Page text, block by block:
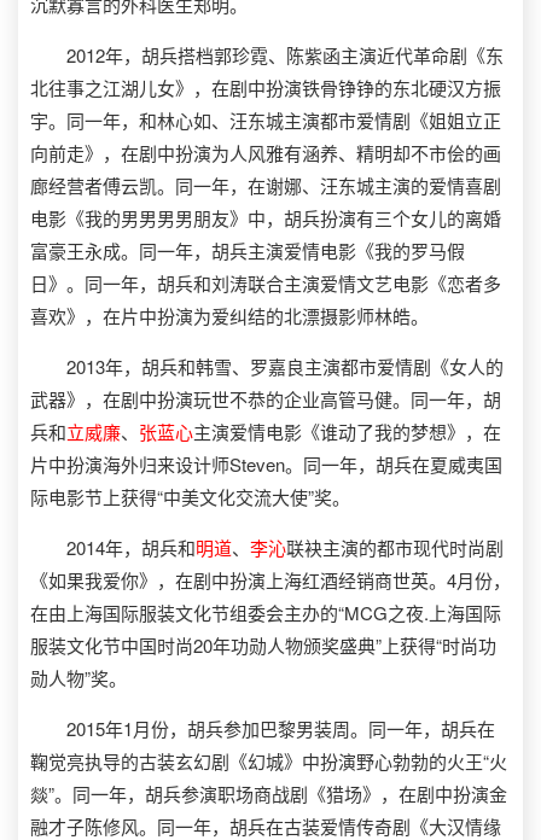
2012年，胡兵搭档郭珍霓、陈紫函主演近代革命剧《东
北往事之江湖儿女》，在剧中扮演铁骨铮铮的东北硬汉方振
宇。同一年，和林心如、汪东城主演都市爱情剧《姐姐立正
向前走》，在剧中扮演为人风雅有涵养、精明却不市侩的画
廊经营者傅云凯。同一年，在谢娜、汪东城主演的爱情喜剧
电影《我的男男男男朋友》中，胡兵扮演有三个女儿的离婚
富豪王永成。同一年，胡兵主演爱情电影《我的罗马假
日》。同一年，胡兵和刘涛联合主演爱情文艺电影《恋者多
喜欢》，在片中扮演为爱纠结的北漂摄影师林皓。
2013年，胡兵和韩雪、罗嘉良主演都市爱情剧《女人的
武器》，在剧中扮演玩世不恭的企业高管马健。同一年，胡
兵和立威廉、 张蓝心主演爱情电影《谁动了我的梦想》，在
片中扮演海外归来设计师Steven。同一年，胡兵在夏威夷国
际电影节上获得“中美文化交流大使”奖。
2014年，胡兵和明道、 李沁联袂主演的都市现代时尚剧
《如果我爱你》，在剧中扮演上海红酒经销商世英。4月份，
在由上海国际服装文化节组委会主办的“MCG之夜.上海国际
服装文化节中国时尚20年功勋人物颁奖盛典”上获得“时尚功
勋人物”奖。
2015年1月份，胡兵参加巴黎男装周。同一年，胡兵在
鞠觉亮执导的古装玄幻剧《幻城》中扮演野心勃勃的火王“火
燚”。同一年，胡兵参演职场商战剧《猎场》，在剧中扮演金
融才子陈修风。同一年，胡兵在古装爱情传奇剧《大汉情缘